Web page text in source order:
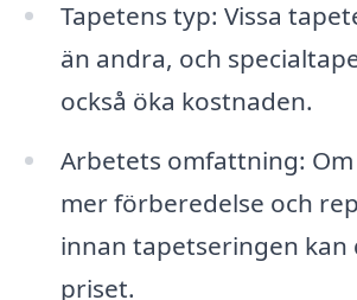
Tapetens typ: Vissa
än andra, och
också öka kostnaden.
Arbetets omfattning:
mer förberedelse och
innan tapetseringen kan
priset.